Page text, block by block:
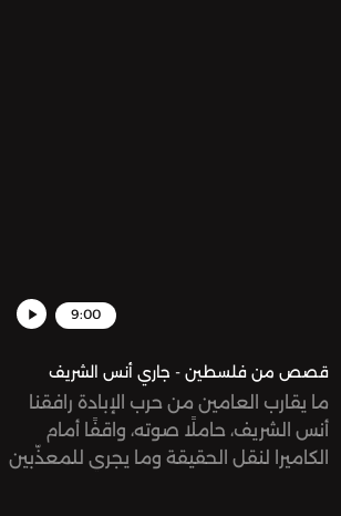
9:00
قصص من فلسطين - جاري أنس الشريف
ما يقارب العامين من حرب الإبادة رافقنا
أنس الشريف، حاملًا صوته، واقفًا أمام
الكاميرا لنقل الحقيقة وما يجري للمعذّبين